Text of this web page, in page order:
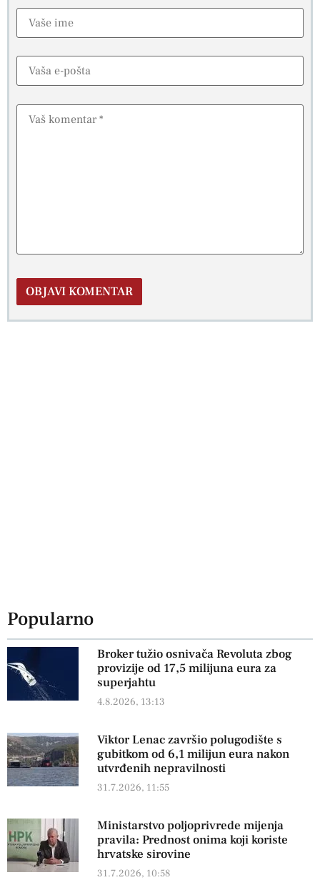
Popularno
Broker tužio osnivača Revoluta zbog
provizije od 17,5 milijuna eura za
superjahtu
4.8.2026, 13:13
Viktor Lenac završio polugodište s
gubitkom od 6,1 milijun eura nakon
utvrđenih nepravilnosti
31.7.2026, 11:55
Ministarstvo poljoprivrede mijenja
pravila: Prednost onima koji koriste
hrvatske sirovine
31.7.2026, 10:58